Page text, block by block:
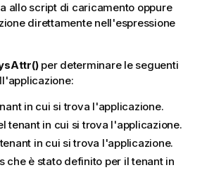
allo script di caricamento oppure
direttamente nell'espressione
per determinare le seguenti
in cui si trova l'applicazione.
tenant in cui si trova l'applicazione.
in cui si trova l'applicazione.
che è stato definito per il tenant in